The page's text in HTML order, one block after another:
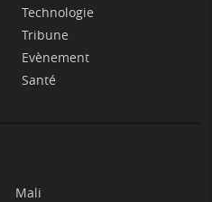
Technologie
Tribune
Evènement
Santé
Mali